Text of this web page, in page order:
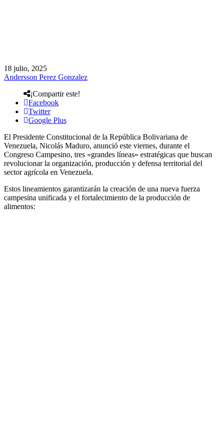
18 julio, 2025
Andersson Perez Gonzalez
¡Compartir este!
Facebook
Twitter
Google Plus
El Presidente Constitucional de la República Bolivariana de
Venezuela, Nicolás Maduro, anunció este viernes, durante el
Congreso Campesino, tres «grandes líneas» estratégicas que buscan
revolucionar la organización, producción y defensa territorial del
sector agrícola en Venezuela.
Estos lineamientos garantizarán la creación de una nueva fuerza
campesina unificada y el fortalecimiento de la producción de
alimentos: